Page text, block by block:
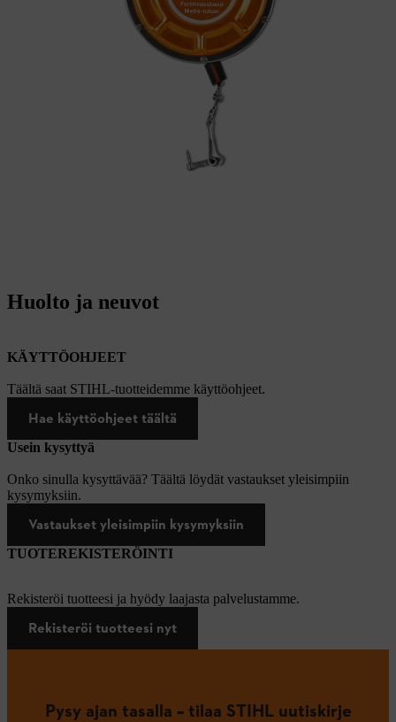
Huolto ja neuvot
KÄYTTÖOHJEET
Täältä saat STIHL-tuotteidemme käyttöohjeet.
Hae käyttöohjeet täältä
Usein kysyttyä
Onko sinulla kysyttävää? Täältä löydät vastaukset yleisimpiin
kysymyksiin.
Vastaukset yleisimpiin kysymyksiin
TUOTEREKISTERÖINTI
Rekisteröi tuotteesi ja hyödy laajasta palvelustamme.
Rekisteröi tuotteesi nyt
Pysy ajan tasalla – tilaa STIHL uutiskirje